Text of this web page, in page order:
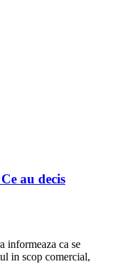
au decis
informeaza ca se
in scop comercial,